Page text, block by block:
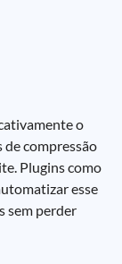
o
de compressão
Plugins como
esse
sem perder